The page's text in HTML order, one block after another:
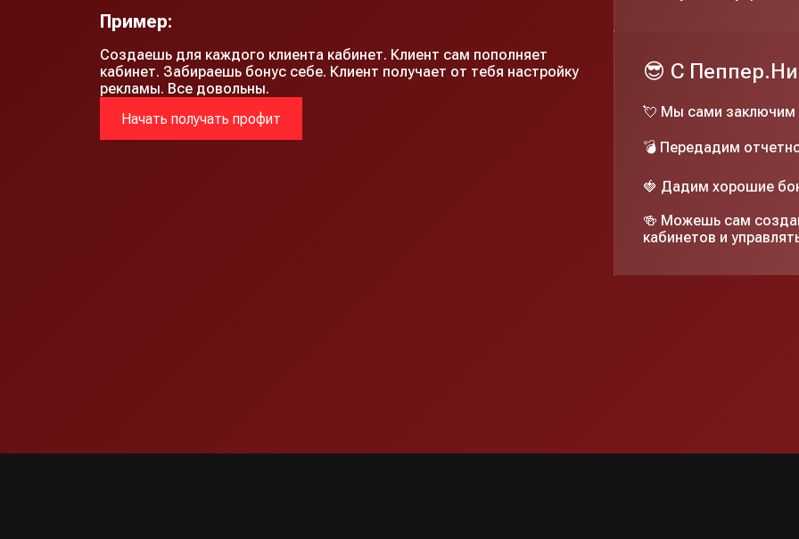
Пример:
Создаешь для каждого клиента кабинет. Клиент сам пополняет
кабинет. Забираешь бонус себе. Клиент получает от тебя настройку
рекламы. Все довольны.
Начать получать профит
😎 C
💘 Мы сами заключим
💣 Передадим
🍓 Дадим хорошие
🍻 Можешь сам
кабинетов и